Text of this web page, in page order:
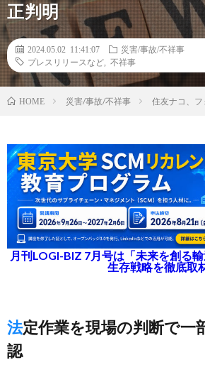
正判明
2024.05.02 11:41:07
災害/事故/不祥事
プレスリリースなど
不祥事
HOME 災害/事故/不祥事 住友ナコ、
月刊LOGI-BIZ 7月号は「未来を創る
生存戦略を徹底取
法定作業を現場の判断で一部省略、4件確
認